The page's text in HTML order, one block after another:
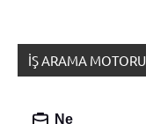
İŞ ARAMA MOTORU